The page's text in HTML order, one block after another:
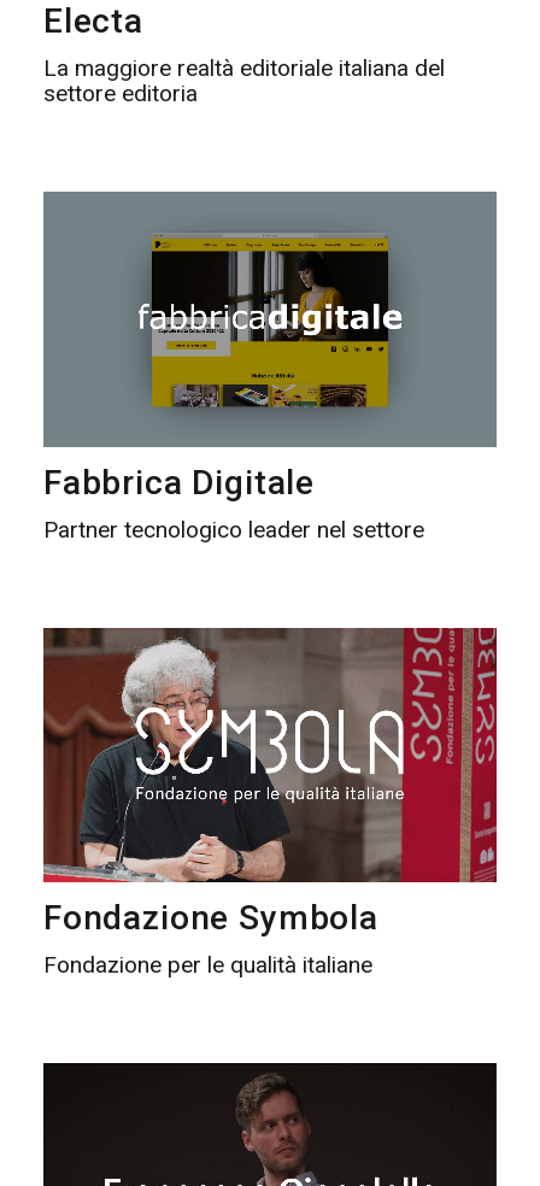
Electa
La maggiore realtà editoriale italiana del
settore editoria
Fabbrica Digitale
Partner tecnologico leader nel settore
Fondazione Symbola
Fondazione per le qualità italiane